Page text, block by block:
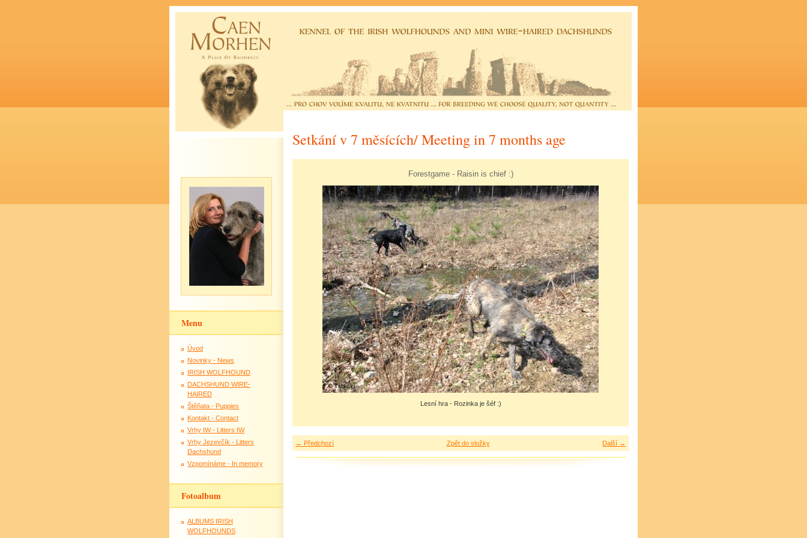
Setkání v 7 měsících/ Meeting in 7 months age
Forestgame - Raisin is chief :)
Lesní hra - Rozinka je šéf :)
← Předchozí Další →
Zpět do složky
Menu
Úvod
Novinky - News
IRISH WOLFHOUND
DACHSHUND WIRE-
HAIRED
Štěňata - Puppies
Kontakt - Contact
Vrhy IW - Litters IW
Vrhy Jezevčík - Litters
Dachshund
Vzpomínáme - In memory
Fotoalbum
ALBUMS IRISH
WOLFHOUNDS